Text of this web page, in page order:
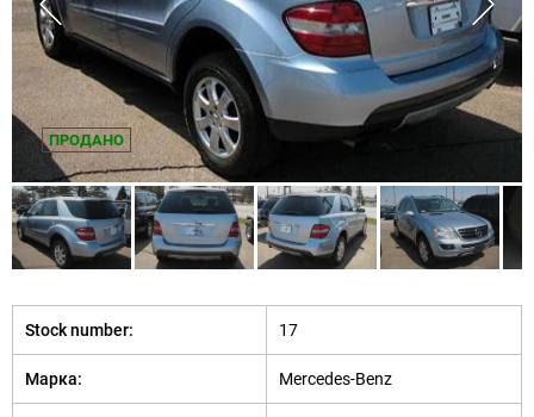
ПРОДАНО
Stock number: 17
Марка: Mercedes-Benz